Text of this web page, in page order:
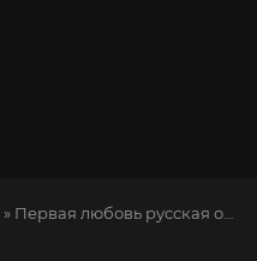
» Первая любовь русская озвучка смотреть полностью онлайн!